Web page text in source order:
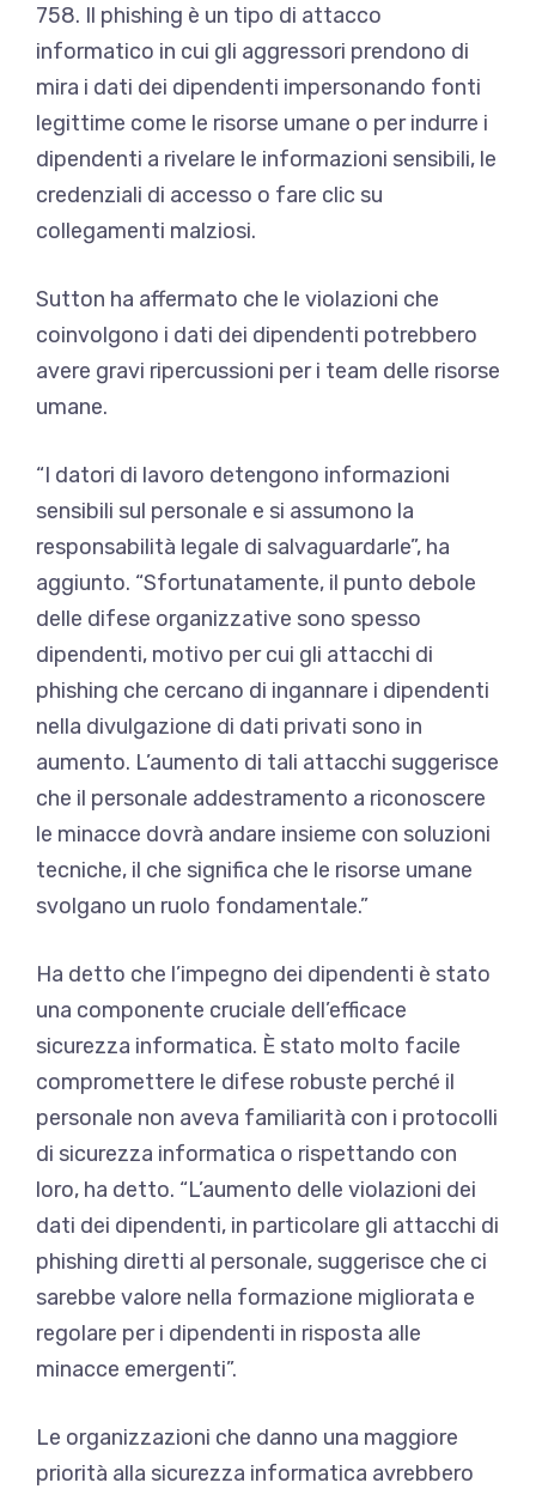
758. Il phishing è un tipo di attacco
informatico in cui gli aggressori prendono di
mira i dati dei dipendenti impersonando fonti
legittime come le risorse umane o per indurre i
dipendenti a rivelare le informazioni sensibili, le
credenziali di accesso o fare clic su
collegamenti malziosi.
Sutton ha affermato che le violazioni che
coinvolgono i dati dei dipendenti potrebbero
avere gravi ripercussioni per i team delle risorse
umane.
“I datori di lavoro detengono informazioni
sensibili sul personale e si assumono la
responsabilità legale di salvaguardarle”, ha
aggiunto. “Sfortunatamente, il punto debole
delle difese organizzative sono spesso
dipendenti, motivo per cui gli attacchi di
phishing che cercano di ingannare i dipendenti
nella divulgazione di dati privati ​​sono in
aumento. L’aumento di tali attacchi suggerisce
che il personale addestramento a riconoscere
le minacce dovrà andare insieme con soluzioni
tecniche, il che significa che le risorse umane
svolgano un ruolo fondamentale.”
Ha detto che l’impegno dei dipendenti è stato
una componente cruciale dell’efficace
sicurezza informatica. È stato molto facile
compromettere le difese robuste perché il
personale non aveva familiarità con i protocolli
di sicurezza informatica o rispettando con
loro, ha detto. “L’aumento delle violazioni dei
dati dei dipendenti, in particolare gli attacchi di
phishing diretti al personale, suggerisce che ci
sarebbe valore nella formazione migliorata e
regolare per i dipendenti in risposta alle
minacce emergenti”.
Le organizzazioni che danno una maggiore
priorità alla sicurezza informatica avrebbero